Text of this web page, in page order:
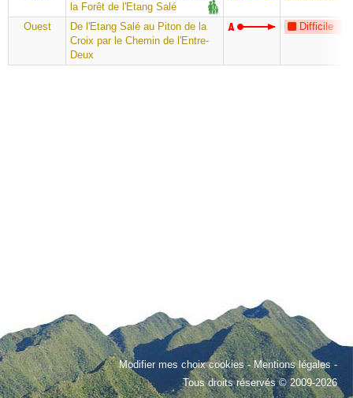
la Forêt de l'Etang Salé
Ouest
De l'Etang Salé au Piton de la
Croix par le Chemin de l'Entre-
Deux
Difficile
Modifier mes choix cookies-Mentions légales -
Tous droits réservés © 2009-2026